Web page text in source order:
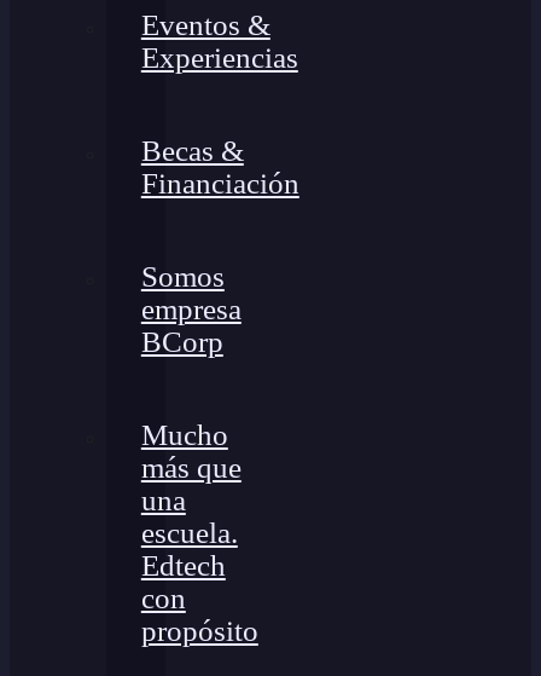
Eventos &
Experiencias
Becas &
Financiación
Somos
empresa
BCorp
Mucho
más que
una
escuela.
Edtech
con
propósito